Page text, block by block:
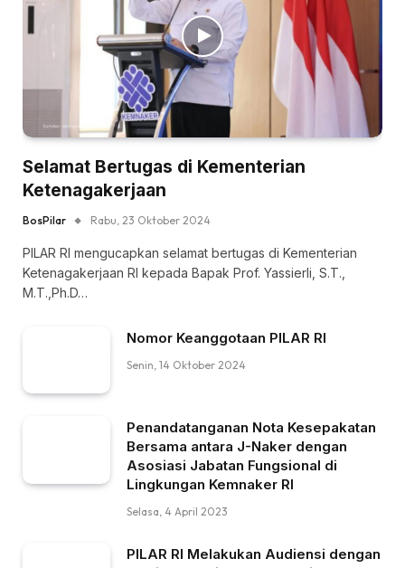
Selamat Bertugas di Kementerian
Ketenagakerjaan
BosPilar Rabu, 23 Oktober 2024
PILAR RI mengucapkan selamat bertugas di Kementerian
Ketenagakerjaan RI kepada Bapak Prof. Yassierli, S.T.,
M.T.,Ph.D…
Nomor Keanggotaan PILAR RI
Senin, 14 Oktober 2024
Penandatanganan Nota Kesepakatan
Bersama antara J-Naker dengan
Asosiasi Jabatan Fungsional di
Lingkungan Kemnaker RI
Selasa, 4 April 2023
PILAR RI Melakukan Audiensi dengan